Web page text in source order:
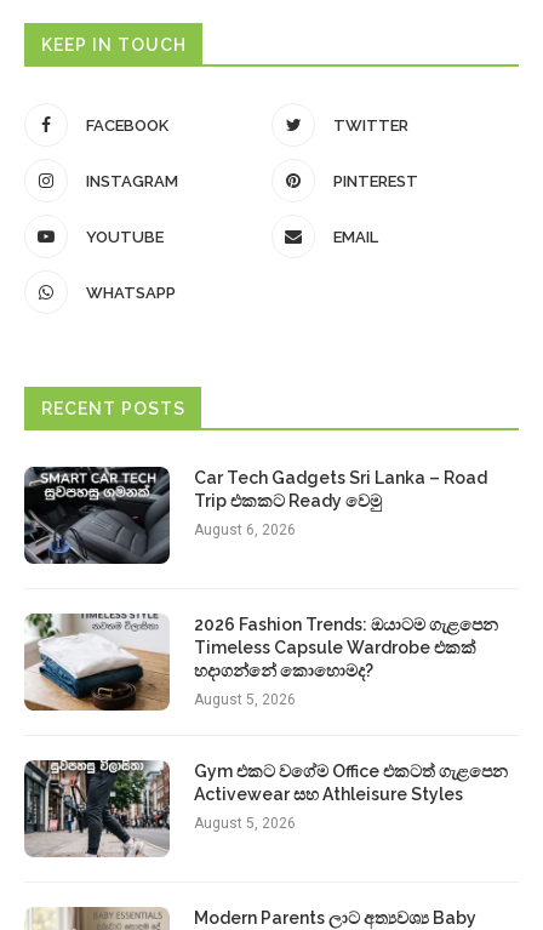
KEEP IN TOUCH
FACEBOOK TWITTER
INSTAGRAM PINTEREST
YOUTUBE EMAIL
WHATSAPP
RECENT POSTS
Car Tech Gadgets Sri Lanka – Road
Trip එකකට Ready වෙමු
August 6, 2026
2026 Fashion Trends: ඔයාටම ගැළපෙන
Timeless Capsule Wardrobe එකක්
හදාගන්නේ කොහොමද?
August 5, 2026
Gym එකට වගේම Office එකටත් ගැළපෙන
Activewear සහ Athleisure Styles
August 5, 2026
Modern Parents ලාට අත්‍යවශ්‍ය Baby